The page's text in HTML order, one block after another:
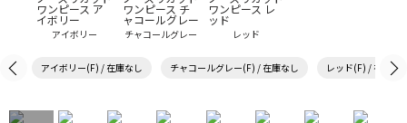
アイボリー チャコールグレー レッド
アイボリー(F) / 在庫なし チャコールグレー(F) / 在庫なし レッド(F) / 在庫あ